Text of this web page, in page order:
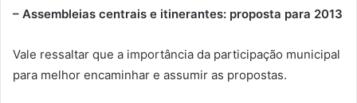
– Assembleias centrais e itinerantes: proposta para 2013
Vale ressaltar que a importância da participação municipal
para melhor encaminhar e assumir as propostas.